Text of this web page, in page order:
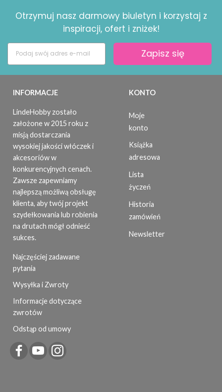
Otrzymuj nasz darmowy biuletyn i korzystaj z
inspiracji, ofert i zniżek!
Zapisz się
INFORMACJE
LindeHobby zostało
założone w 2015 roku z
misją dostarczania
wysokiej jakości włóczek i
akcesoriów w
konkurencyjnych cenach.
Zawsze zapewniamy
najlepszą możliwą obsługę
klienta, aby twój projekt
szydełkowania lub robienia
na drutach mógł odnieść
sukces.
Najczęściej zadawane
pytania
Wysyłka i Zwroty
Informacje dotyczące
zwrotów
Odstąp od umowy
KONTO
Moje
konto
Książka
adresowa
Lista
życzeń
Historia
zamówień
Newsletter